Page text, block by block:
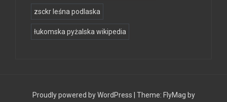
zsckr leśna podlaska
łukomska pyżalska wikipedia
Proudly powered by WordPress Theme: FlyMag by